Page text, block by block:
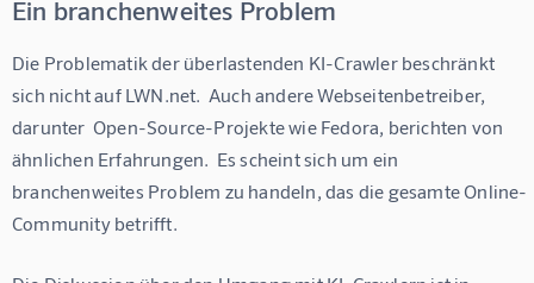
Ein branchenweites Problem
Die Problematik der überlastenden KI-Crawler beschränkt
sich nicht auf LWN.net.  Auch andere Webseitenbetreiber,
darunter  Open-Source-Projekte wie Fedora, berichten von
ähnlichen Erfahrungen.  Es scheint sich um ein
branchenweites Problem zu handeln, das die gesamte Online-
Community betrifft.